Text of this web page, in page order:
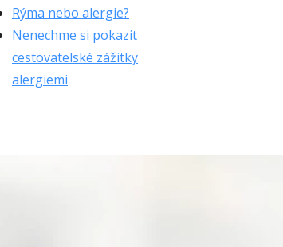
Rýma nebo alergie?
Nenechme si pokazit
cestovatelské zážitky
alergiemi